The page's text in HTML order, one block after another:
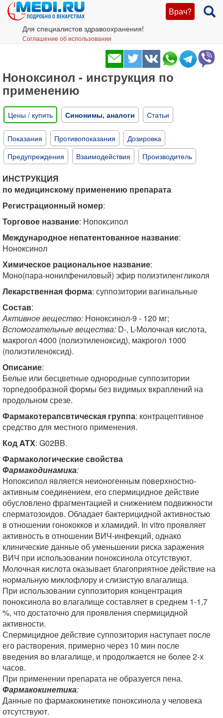
Врач?
Для специалистов здравоохранения!
Соглашение об использовании
Ноноксинол - инструкция по
применению
Цены / купить Синонимы, аналоги Статьи
Показания Противопоказания
Дозировка
Предупреждения
Взаимодействия Производитель
ИНСТРУКЦИЯ
по медицинскому применению препарата
Регистрационный номер:
Торговое название: Нопоксипол
Международное непатентованное название:
Ноноксинол
Химическое рациональное название:
Моно(пара-нонилфениловый) эфир полиэтиленгликоля
Лекарственная форма: суппозитории вагинальные
Состав:
Активное вещество: Ноноксинол-9 - 120 мг;
Вспомогательные вещества: D-, L-Молочная кислота,
макрогол 4000 (полиэтиленоксид), макрогол 1000
(полиэтиленоксид).
Описание:
Белые или бесцветные однородные суппозитории
торпедообразной формы без видимых вкраплений на
продольном срезе.
Фармакотерапсвтическая группа: контрацептивное
средство для местного применения.
Код ATX: G02BB.
Фармакологические свойства
Фармакодинамика:
Нопоксипол является неионогенным поверхностно-
активным соединением, его спермицидное действие
обусловлено фрагментацией и снижением подвижности
сперматозоидов. Обладает бактерицидной активностью
в отношении гонококков и хламидий. In vitro проявляет
активность в отношении ВИЧ-инфекций, однако
клинические данные об уменьшении риска заражения
ВИЧ при использовании поноксинола отсутствуют.
Молочная кислота оказывает благоприятное действие на
нормальную миклофлору и слизистую влагалища.
При использовании суппозитория концентрация
поноксинола во влагалище составляет в среднем 1-1,7
%, что достаточно для проявления спермицидной
активности.
Спермицидное действие суппозитория наступает после
его растворения, примерно через 10 мин после
введения во влагалище, и продолжается не более 2-х
часов.
При применении препарата не образуется пена.
Фармакокинетика:
Данные по фармакокинетике поноксинола у человека
отсутствуют.